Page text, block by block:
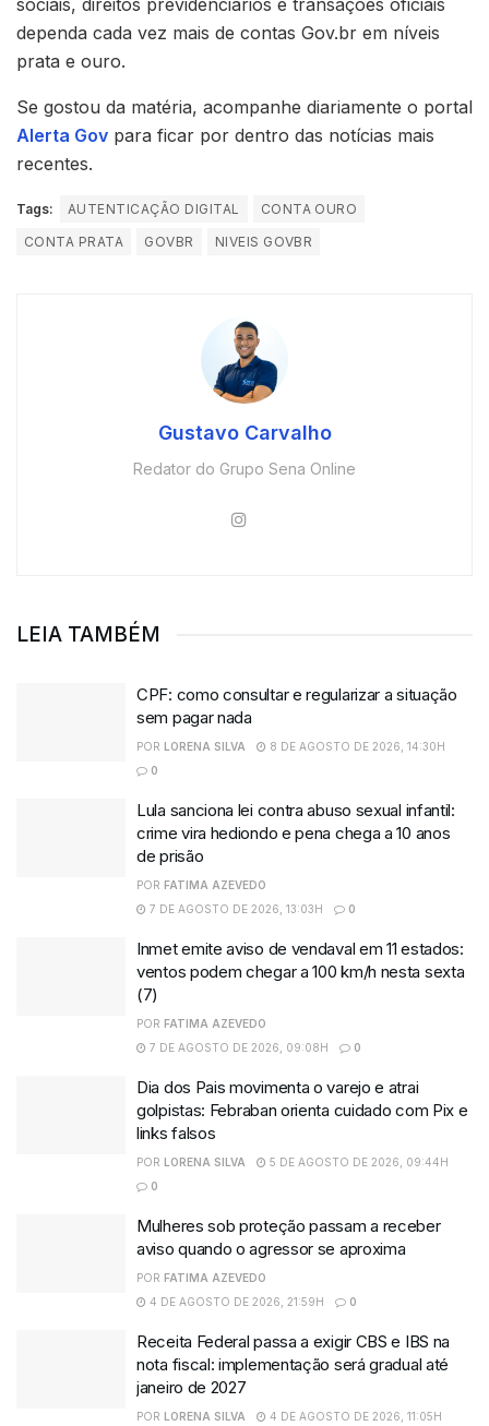
sociais, direitos previdenciários e transações oficiais
dependa cada vez mais de contas Gov.br em níveis
prata e ouro.
Se gostou da matéria, acompanhe diariamente o portal
Alerta Gov para ficar por dentro das notícias mais
recentes.
Tags: AUTENTICAÇÃO DIGITAL
CONTA OURO
CONTA PRATA
GOVBR NIVEIS GOVBR
Gustavo Carvalho
Redator do Grupo Sena Online
LEIA TAMBÉM
CPF: como consultar e regularizar a situação
sem pagar nada
POR LORENA SILVA
8 DE AGOSTO DE 2026, 14:30H
0
Lula sanciona lei contra abuso sexual infantil:
crime vira hediondo e pena chega a 10 anos
de prisão
POR FATIMA AZEVEDO
7 DE AGOSTO DE 2026, 13:03H
0
Inmet emite aviso de vendaval em 11 estados:
ventos podem chegar a 100 km/h nesta sexta
(7)
POR FATIMA AZEVEDO
7 DE AGOSTO DE 2026, 09:08H
0
Dia dos Pais movimenta o varejo e atrai
golpistas: Febraban orienta cuidado com Pix e
links falsos
POR LORENA SILVA
5 DE AGOSTO DE 2026, 09:44H
0
Mulheres sob proteção passam a receber
aviso quando o agressor se aproxima
POR FATIMA AZEVEDO
4 DE AGOSTO DE 2026, 21:59H
0
Receita Federal passa a exigir CBS e IBS na
nota fiscal: implementação será gradual até
janeiro de 2027
POR LORENA SILVA
4 DE AGOSTO DE 2026, 11:05H